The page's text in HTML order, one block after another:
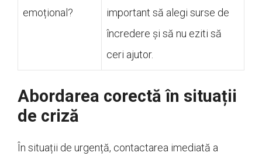
emoțional?
important să alegi surse de
încredere și să nu eziti să
ceri ajutor.
Abordarea corectă în situații
de criză
În situații de urgență, contactarea imediată a